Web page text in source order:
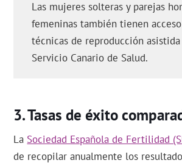
Las mujeres solteras y parejas
femeninas también tienen
técnicas de reproducción
Servicio Canario de Salud.
Tasas de éxito
La Sociedad Española de Fertilidad
de recopilar anualmente los